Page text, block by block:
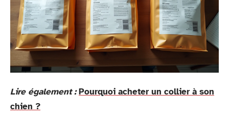
Lire également : Pourquoi acheter un collier à son
chien ?